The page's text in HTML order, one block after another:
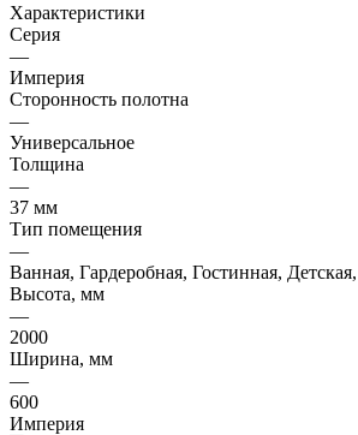
Характеристики
Серия
—
Империя
Сторонность полотна
—
Универсальное
Толщина
—
37 мм
Тип помещения
—
Ванная, Гардеробная, Гостинная,
Высота, мм
—
2000
Ширина, мм
—
600
Империя